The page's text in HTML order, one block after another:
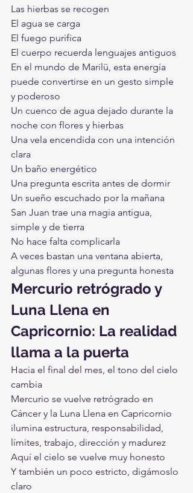
Las hierbas se recogen
El agua se carga
El fuego purifica
El cuerpo recuerda lenguajes antiguos
En el mundo de Marilü, esta energía
puede convertirse en un gesto simple
y poderoso
Un cuenco de agua dejado durante la
noche con flores y hierbas
Una vela encendida con una intención
clara
Un baño energético
Una pregunta escrita antes de dormir
Un sueño escuchado por la mañana
San Juan trae una magia antigua,
simple y de tierra
No hace falta complicarla
A veces bastan una ventana abierta,
algunas flores y una pregunta honesta
Mercurio retrógrado y
Luna Llena en
Capricornio: La realidad
llama a la puerta
Hacia el final del mes, el tono del cielo
cambia
Mercurio se vuelve retrógrado en
Cáncer y la Luna Llena en Capricornio
ilumina estructura, responsabilidad,
límites, trabajo, dirección y madurez
Aquí el cielo se vuelve muy honesto
Y también un poco estricto, digámoslo
claro